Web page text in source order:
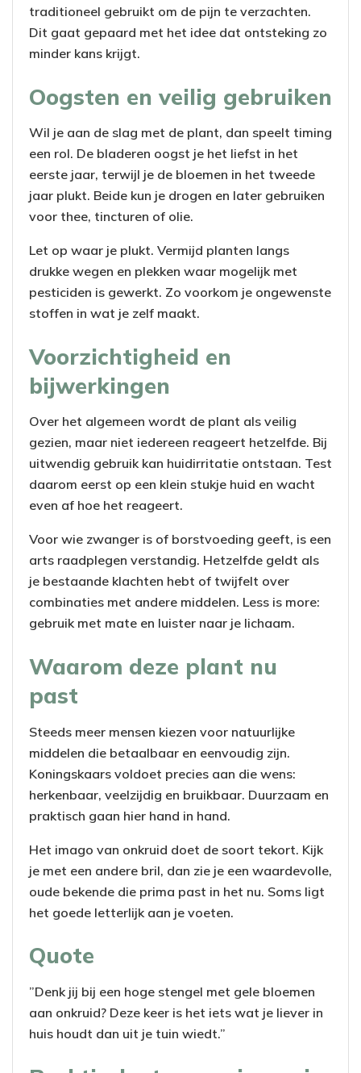
traditioneel gebruikt om de pijn te verzachten.
Dit gaat gepaard met het idee dat ontsteking zo
minder kans krijgt.
Oogsten en veilig gebruiken
Wil je aan de slag met de plant, dan speelt timing
een rol. De bladeren oogst je het liefst in het
eerste jaar, terwijl je de bloemen in het tweede
jaar plukt. Beide kun je drogen en later gebruiken
voor thee, tincturen of olie.
Let op waar je plukt. Vermijd planten langs
drukke wegen en plekken waar mogelijk met
pesticiden is gewerkt. Zo voorkom je ongewenste
stoffen in wat je zelf maakt.
Voorzichtigheid en
bijwerkingen
Over het algemeen wordt de plant als veilig
gezien, maar niet iedereen reageert hetzelfde. Bij
uitwendig gebruik kan huidirritatie ontstaan. Test
daarom eerst op een klein stukje huid en wacht
even af hoe het reageert.
Voor wie zwanger is of borstvoeding geeft, is een
arts raadplegen verstandig. Hetzelfde geldt als
je bestaande klachten hebt of twijfelt over
combinaties met andere middelen. Less is more:
gebruik met mate en luister naar je lichaam.
Waarom deze plant nu
past
Steeds meer mensen kiezen voor natuurlijke
middelen die betaalbaar en eenvoudig zijn.
Koningskaars voldoet precies aan die wens:
herkenbaar, veelzijdig en bruikbaar. Duurzaam en
praktisch gaan hier hand in hand.
Het imago van onkruid doet de soort tekort. Kijk
je met een andere bril, dan zie je een waardevolle,
oude bekende die prima past in het nu. Soms ligt
het goede letterlijk aan je voeten.
Quote
”Denk jij bij een hoge stengel met gele bloemen
aan onkruid? Deze keer is het iets wat je liever in
huis houdt dan uit je tuin wiedt.”